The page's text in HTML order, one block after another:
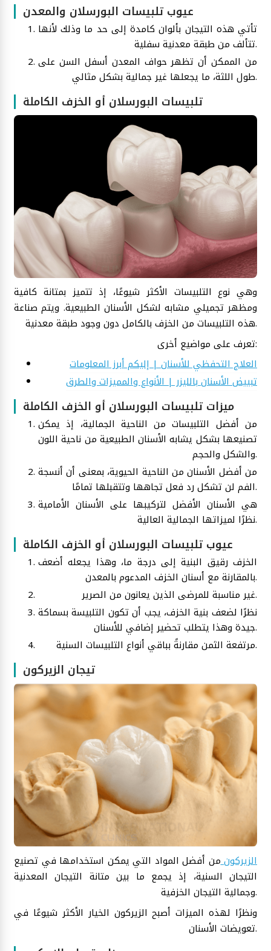
عيوب تلبيسات البورسلان والمعدن
تأتي هذه التيجان بألوان كامدة إلى حد ما وذلك لأنها
تتألف من طبقة معدنية سفلية.
من الممكن أن تظهر حواف المعدن أسفل السن على
طول اللثة، ما يجعلها غير جمالية بشكل مثالي.
تلبيسات البورسلان أو الخزف الكاملة
وهي نوع التلبيسات الأكثر شيوعًا، إذ تتميز بمتانة كافية
ومظهر تجميلي مشابه لشكل الأسنان الطبيعية. ويتم صناعة
هذه التلبيسات من الخزف بالكامل دون وجود طبقة معدنية.
تعرف على مواضيع أخرى:
العلاج التحفظي للأسنان | إليكم أبرز المعلومات
تبييض الأسنان بالليزر | الأنواع والمميزات والطرق
ميزات تلبيسات البورسلان أو الخزف الكاملة
من أفضل التلبيسات من الناحية الجمالية، إذ يمكن
تصنيعها بشكل يشابه الأسنان الطبيعية من ناحية اللون
والشكل والحجم.
من أفضل الأسنان من الناحية الحيوية، بمعنى أن أنسجة
الفم لن تشكل رد فعل تجاهها وتتقبلها تمامًا.
هي الأسنان الأفضل لتركيبها على الأسنان الأمامية
نظرًا لميزاتها الجمالية العالية.
عيوب تلبيسات البورسلان أو الخزف الكاملة
الخزف رقيق البنية إلى درجة ما، وهذا يجعله أضعف
بالمقارنة مع أسنان الخزف المدعوم بالمعدن.
غير مناسبة للمرضى الذين يعانون من الصرير.
نظرًا لضعف بنية الخزف، يجب أن تكون التلبيسة بسماكة
جيدة وهذا يتطلب تحضير إضافي للأسنان.
مرتفعة الثمن مقارنةً بباقي أنواع التلبيسات السنية.
تيجان الزيركون
الزيركونمن أفضل المواد التي يمكن استخدامها في تصنيع
التيجان السنية، إذ يجمع ما بين متانة التيجان المعدنية
وجمالية التيجان الخزفية.
ونظرًا لهذه الميزات أصبح الزيركون الخيار الأكثر شيوعًا في
تعويضات الأسنان.